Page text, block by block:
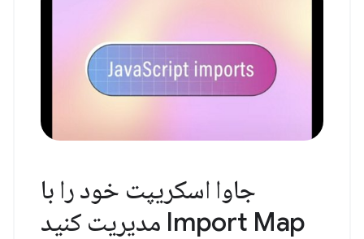
جاوا اسکریپت خود را با
Import Map مدیریت کنید